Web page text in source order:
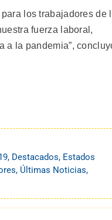
los trabajadores de
fuerza laboral,
a la pandemia”,
, Destacados, Estados
, Últimas Noticias,